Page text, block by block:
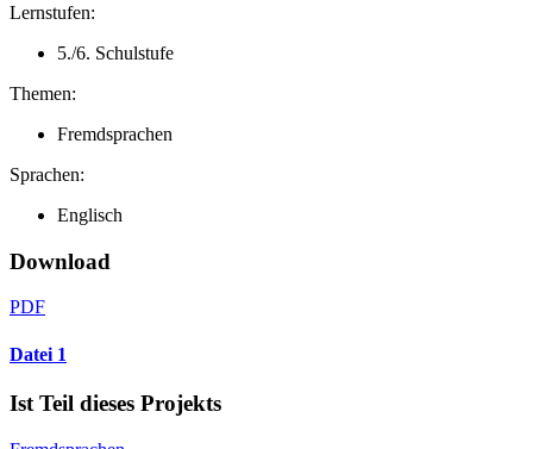
Lernstufen:
5./6. Schulstufe
Themen:
Fremdsprachen
Sprachen:
Englisch
Download
PDF
Datei 1
Ist Teil dieses Projekts